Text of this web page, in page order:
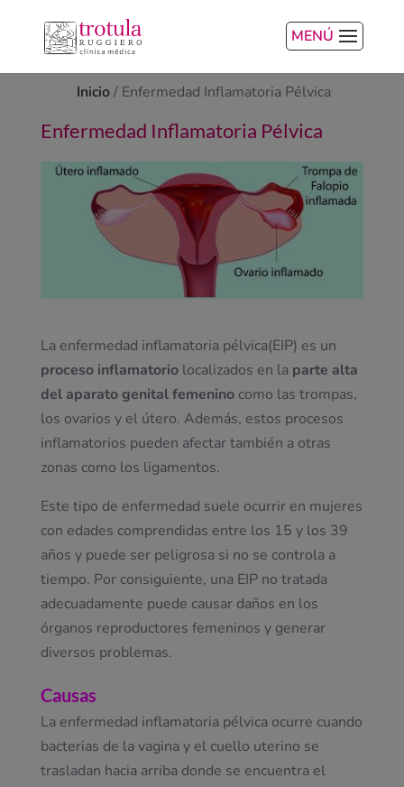
MENÚ
Inicio/ Enfermedad Inflamatoria Pélvica
Enfermedad Inflamatoria Pélvica
La enfermedad inflamatoria pélvica(EIP) es un
proceso inflamatoriolocalizados en la parte alta
del aparato genital femeninocomo las trompas,
los ovarios y el útero. Además, estos procesos
inflamatorios pueden afectar también a otras
zonas como los ligamentos.
Este tipo de enfermedad suele ocurrir en mujeres
con edades comprendidas entre los 15 y los 39
años y puede ser peligrosa si no se controla a
tiempo. Por consiguiente, una EIP no tratada
adecuadamente puede causar daños en los
órganos reproductores femeninos y generar
diversos problemas.
Causas
La enfermedad inflamatoria pélvica ocurre cuando
bacterias de la vagina y el cuello uterino se
trasladan hacia arriba donde se encuentra el